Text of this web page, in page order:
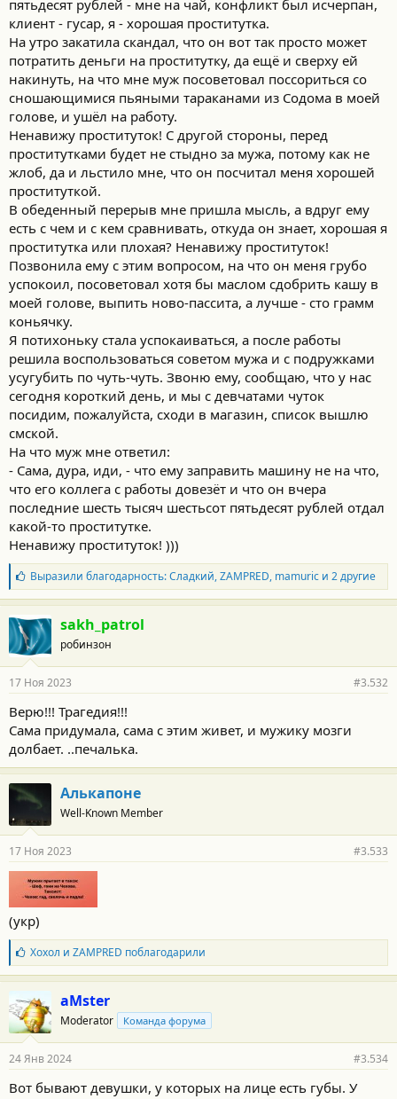
пятьдесят рублей - мне на чай, конфликт был исчерпан,
клиент - гусар, я - хорошая проститутка.
На утро закатила скандал, что он вот так просто может
потратить деньги на проститутку, да ещё и сверху ей
накинуть, на что мне муж посоветовал поссориться со
сношающимися пьяными тараканами из Содома в моей
голове, и ушёл на работу.
Ненавижу проституток! С другой стороны, перед
проститутками будет не стыдно за мужа, потому как не
жлоб, да и льстило мне, что он посчитал меня хорошей
проституткой.
В обеденный перерыв мне пришла мысль, а вдруг ему
есть с чем и с кем сравнивать, откуда он знает, хорошая я
проститутка или плохая? Ненавижу проституток!
Позвонила ему с этим вопросом, на что он меня грубо
успокоил, посоветовал хотя бы маслом сдобрить кашу в
моей голове, выпить ново-пассита, а лучше - сто грамм
коньячку.
Я потихоньку стала успокаиваться, а после работы
решила воспользоваться советом мужа и с подружками
усугубить по чуть-чуть. Звоню ему, сообщаю, что у нас
сегодня короткий день, и мы с девчатами чуток
посидим, пожалуйста, сходи в магазин, список вышлю
смской.
На что муж мне ответил:
- Сама, дура, иди, - что ему заправить машину не на что,
что его коллега с работы довезёт и что он вчера
последние шесть тысяч шестьсот пятьдесят рублей отдал
какой-то проститутке.
Ненавижу проституток! )))
Б
л
а
г
о
д
а
н
с
т
и
Выразили благодарность:Сладкий,ZAMPRED, mamuricи 2 другие
sakh_patrol
робинзон
17 Ноя 2023 #3.532
Верю!!! Трагедия!!!
Сама придумала, сама с этим живет, и мужику мозги
долбает. ..печалька.
Алькапоне
Well-Known Member
17 Ноя 2023 #3.533
(укр)
Б
л
а
о
д
а
н
с
Хохол и ZAMPRED поблагодарили
aMster
Moderator Команда форума
24 Янв 2024 #3.534
Вот бывают девушки, у которых на лице есть губы. У